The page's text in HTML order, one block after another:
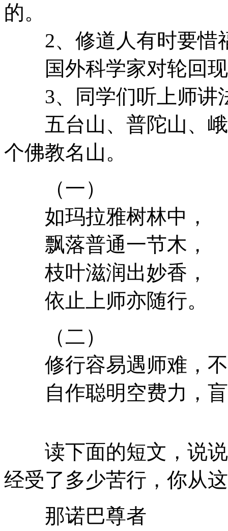
的。
2、修道人有时要惜
国外科学家对轮回
3、同学们听上师讲
五台山、普陀山、峨
个佛教名山。
（一）
如玛拉雅树林中，
飘落普通一节木，
枝叶滋润出妙香，
依止上师亦随行。
（二）
修行容易遇师难，
自作聪明空费力，
读下面的短文，说说
经受了多少苦行，你从
那诺巴尊者